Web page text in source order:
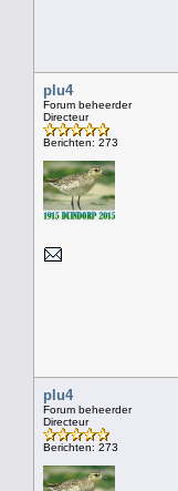
plu4
Forum beheerder
Directeur
Berichten: 273
plu4
Forum beheerder
Directeur
Berichten: 273